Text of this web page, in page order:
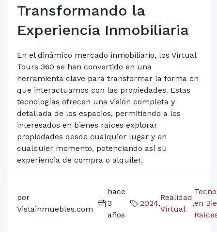
Transformando la
Experiencia Inmobiliaria
En el dinámico mercado inmobiliario, los Virtual
Tours 360 se han convertido en una
herramienta clave para transformar la forma en
que interactuamos con las propiedades. Estas
tecnologías ofrecen una visión completa y
detallada de los espacios, permitiendo a los
interesados en bienes raíces explorar
propiedades desde cualquier lugar y en
cualquier momento, potenciando así su
experiencia de compra o alquiler.
por
Vistainmuebles.com
hace
3
años
2024,
Realidad
Virtual
,en